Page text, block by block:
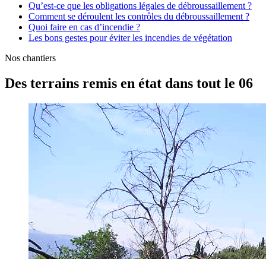
Qu’est-ce que les obligations légales de débroussaillement ?
Comment se déroulent les contrôles du débroussaillement ?
Quoi faire en cas d’incendie ?
Les bons gestes pour éviter les incendies de végétation
Nos chantiers
Des terrains remis en état dans tout le 06